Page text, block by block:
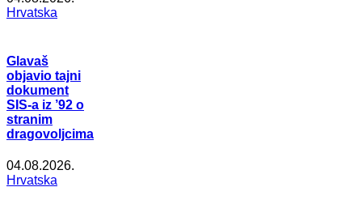
Hrvatska
Glavaš
objavio tajni
dokument
SIS-a iz ’92 o
stranim
dragovoljcima
04.08.2026.
Hrvatska